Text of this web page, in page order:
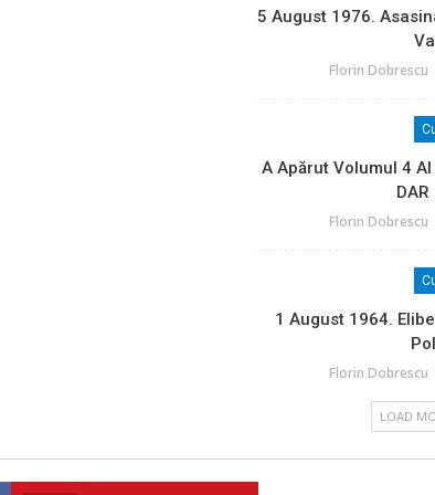
5 August 1976.
Florin Dobrescu
A Apărut Volumul 4 Al
DAR
Florin Dobrescu
1 August 1964.
Florin Dobrescu
LOAD